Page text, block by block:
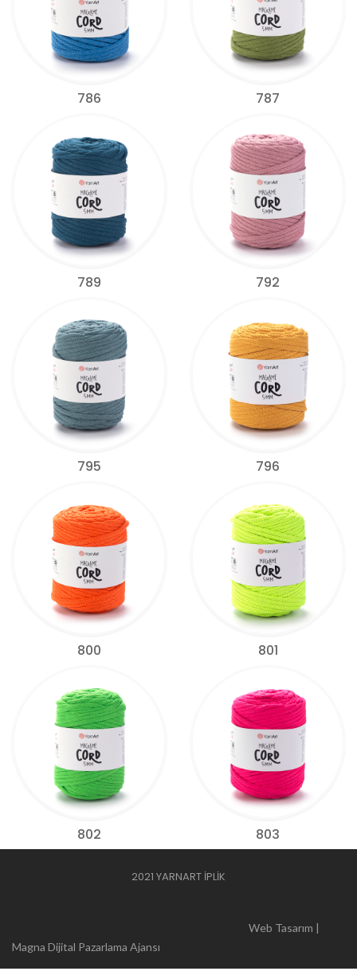
786 787
789 792
795 796
800 801
802 803
2021 YARNART İPLİK
Web Tasarım |
Magna Dijital Pazarlama Ajansı